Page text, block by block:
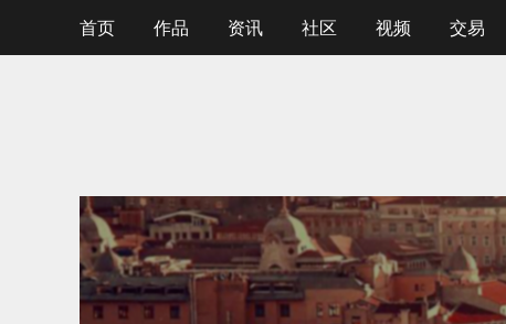
首页 作品 资讯 社区 视频 交易